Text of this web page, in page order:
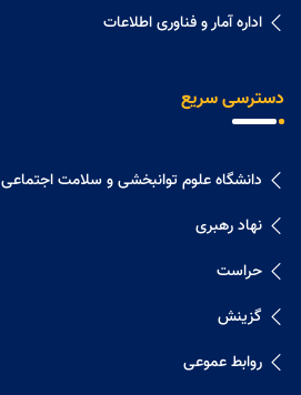
اداره آمار و فناوری اطلاعات
دسترسی سریع
دانشگاه علوم توانبخشی و سلامت اجتماعی
نهاد رهبری
حراست
گزینش
روابط عموعی